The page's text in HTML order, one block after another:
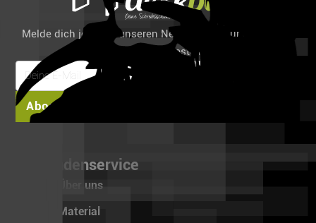
Melde dich jetzt für unseren Newsletter an und spare 6%
auf deine erste Bestellung!
Abonnieren
Kundenservice
Über uns
Material